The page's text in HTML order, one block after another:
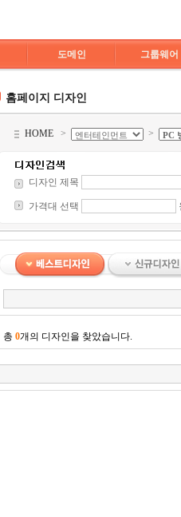
도메인 그룹웨어
홈페이지 디자인
HOME > >
디자인 제목
가격대 선택
총 0개의 디자인을 찾았습니다.